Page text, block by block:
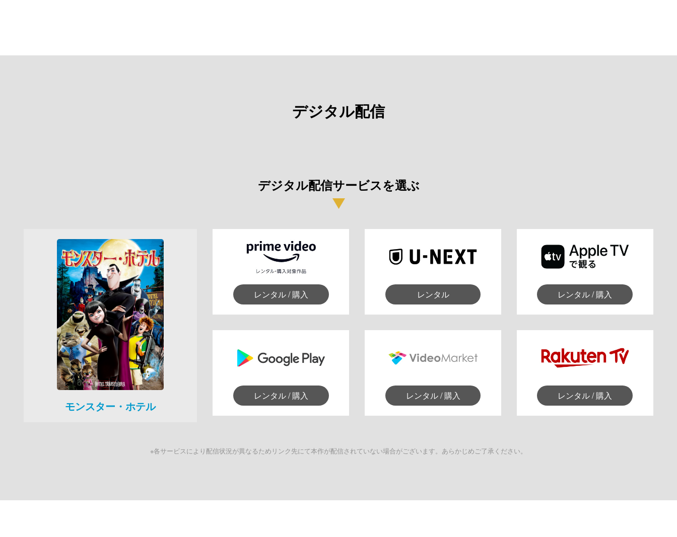
デジタル配信
デジタル配信サービスを選ぶ
モンスター・ホテル
レンタル / 購入 レンタル レンタル / 購入
レンタル / 購入 レンタル / 購入 レンタル / 購入
※各サービスにより配信状況が異なるためリンク先にて本作が配信されていない場合がございます。あらかじめご了承ください。